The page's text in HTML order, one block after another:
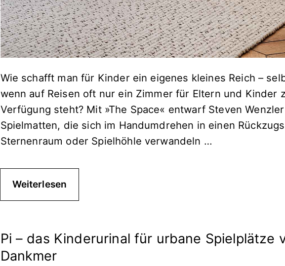
Wie schafft man für Kinder ein eigenes kleines Reich –
wenn auf Reisen oft nur ein Zimmer für Eltern und Kinder
Verfügung steht? Mit »The Space« entwarf Steven
Spielmatten, die sich im Handumdrehen in einen
Sternenraum oder Spielhöhle verwandeln …
Weiterlesen
Pi – das Kinderurinal für urbane Spielplätze
Dankmer